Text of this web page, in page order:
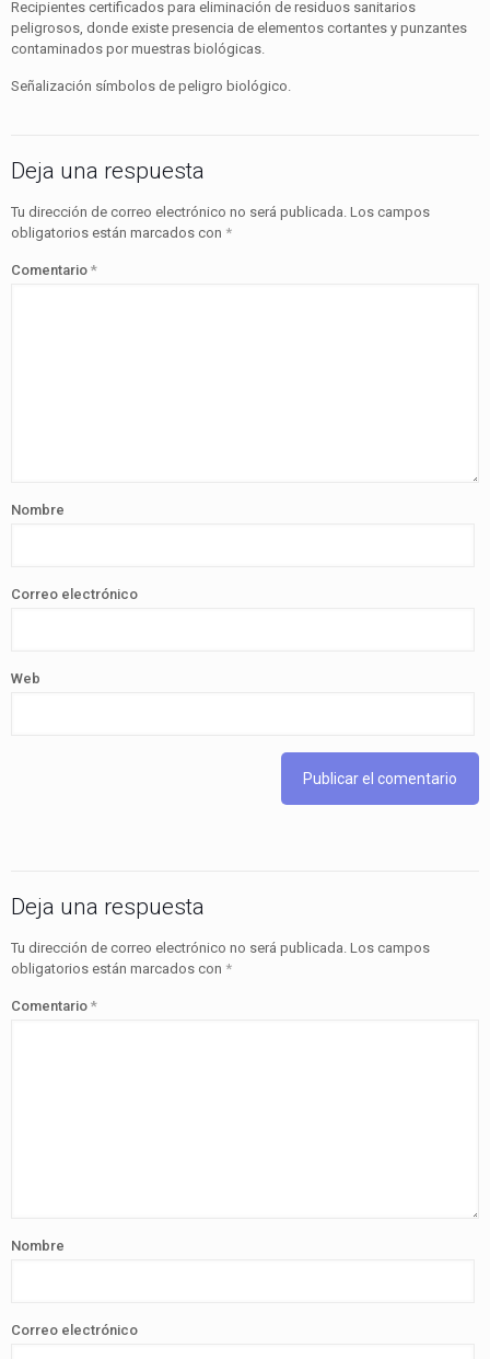
Recipientes certificados para eliminación de residuos sanita­rios
peligrosos, donde existe presencia de elementos cortan­tes y punzantes
contaminados por muestras biológicas.
Señalización símbolos de peligro biológico.
Deja una respuesta
Tu dirección de correo electrónico no será publicada. Los campos
obligatorios están marcados con *
Comentario *
Nombre
Correo electrónico
Web
Deja una respuesta
Tu dirección de correo electrónico no será publicada. Los campos
obligatorios están marcados con *
Comentario *
Nombre
Correo electrónico